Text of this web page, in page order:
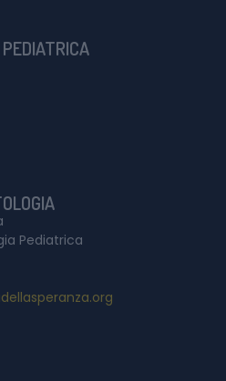
Pediatrica